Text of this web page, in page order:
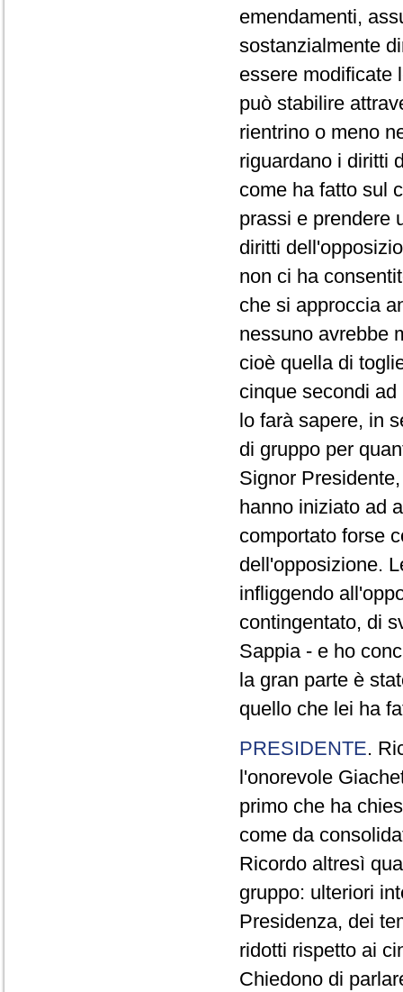
emendamenti,
sostanzialmente
essere modificate
può stabilire
rientrino o meno
riguardano i diritti
come ha fatto sul
prassi e prendere
diritti
non ci ha
che si approccia
nessuno avrebbe
cioè quella di
cinque secondi
lo farà sapere, in
di gruppo per
Signor
hanno iniziato ad
comportato forse
dell'opposizione.
infliggendo
contingentato, di
Sappia - e ho
la gran parte è
quello che lei ha
PRESIDENTE.
l'onorevole
primo che ha
come da
Ricordo altresì
gruppo: ulteriori
Presidenza, dei
ridotti rispetto ai
Chiedono di